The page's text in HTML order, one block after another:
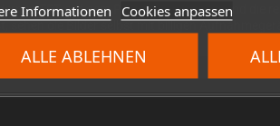
Informationen Cookies anpassen
ALLE ABLEHNEN
TFT, auf dem Pitfall gespielt wird, und
die Bilder selbst mit billigen